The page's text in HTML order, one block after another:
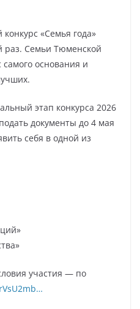
конкурс «Семья года»
раз. Семьи Тюменской
основания и
этап конкурса 2026
документы до 4 мая
себя в одной из
участия — по